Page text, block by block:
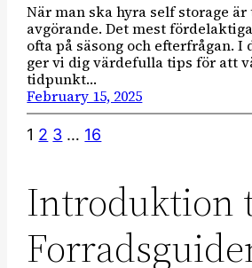
När man ska hyra self storage
avgörande. Det mest
ofta på säsong och efterfrågan.
ger vi dig värdefulla tips för att
tidpunkt…
February 15, 2025
1 2 3 … 16
Introduktion